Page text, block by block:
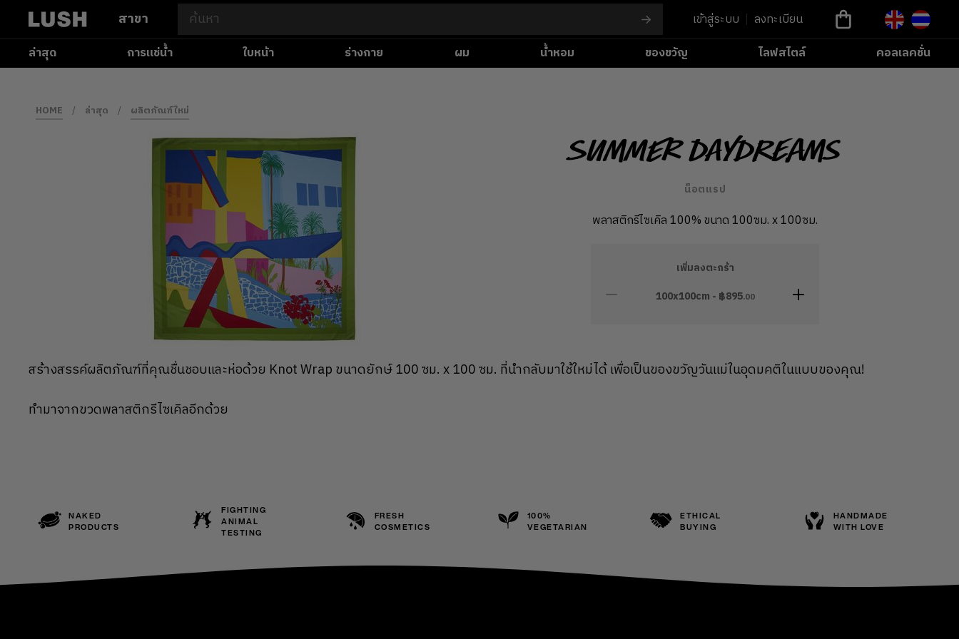
สาขา เข้าสู่ระบบ
ลงทะเบียน
ล่าสุด
การแช่น้ำ ใบหน้า ร่างกาย ผม น้ำหอม ของขวัญ ไลฟสไตล์ คอลเลคชั่น
HOME / ล่าสุด / ผลิตภัณฑ์ใหม่
Summer Daydreams
น็อตแรป
พลาสติกรีไซเคิล 100% ขนาด 100ซม. x 100ซม.
เพิ่มลงตะกร้า
100x100cm - ฿895.00
สร้างสรรค์ผลิตภัณฑ์ที่คุณชื่นชอบและห่อด้วย Knot Wrap ขนาดยักษ์ 100 ซม. x 100 ซม. ที่นำกลับมาใช้ใหม่ได้ เพื่อเป็นของขวัญวันแม่ในอุดมคติในแบบของคุณ!
ทำมาจากขวดพลาสติกรีไซเคิลอีกด้วย
NAKED
PRODUCTS
FIGHTING
ANIMAL
TESTING
FRESH
COSMETICS
100%
VEGETARIAN
ETHICAL
BUYING
HANDMADE
WITH LOVE